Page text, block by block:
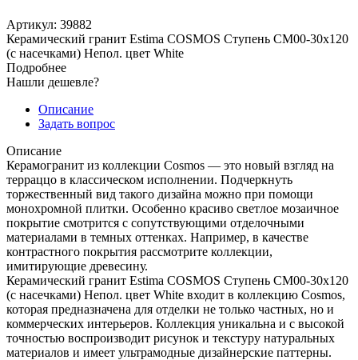
Артикул: 39882
Керамический гранит Estima COSMOS Ступень CM00-30x120
(с насечками) Непол. цвет White
Подробнее
Нашли дешевле?
Описание
Задать вопрос
Описание
Керамогранит из коллекции Cosmos — это новый взгляд на
терраццо в классическом исполнении. Подчеркнуть
торжественный вид такого дизайна можно при помощи
монохромной плитки. Особенно красиво светлое мозаичное
покрытие смотрится с сопутствующими отделочными
материалами в темных оттенках. Например, в качестве
контрастного покрытия рассмотрите коллекции,
имитирующие древесину.
Керамический гранит Estima COSMOS Ступень CM00-30x120
(с насечками) Непол. цвет White входит в коллекцию Cosmos,
которая предназначена для отделки не только частных, но и
коммерческих интерьеров. Коллекция уникальна и с высокой
точностью воспроизводит рисунок и текстуру натуральных
материалов и имеет ультрамодные дизайнерские паттерны.